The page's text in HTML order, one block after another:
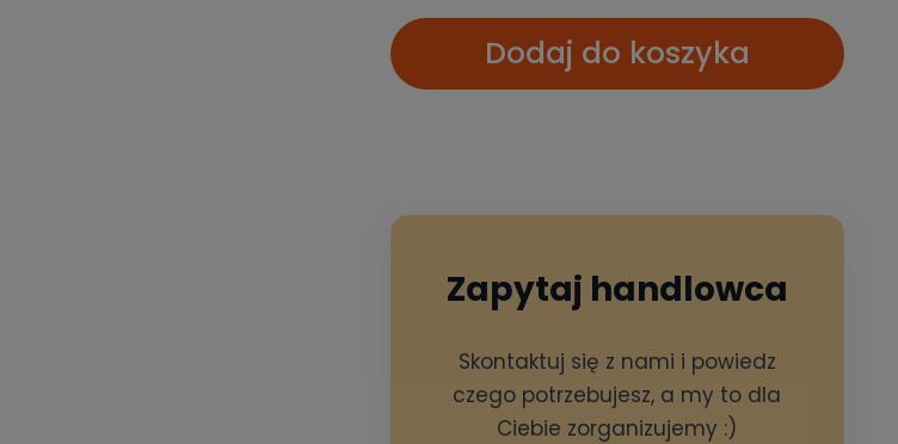
Dodaj do koszyka
Zapytaj handlowca
Skontaktuj się z nami i powiedz
czego potrzebujesz, a my to dla
Ciebie zorganizujemy :)